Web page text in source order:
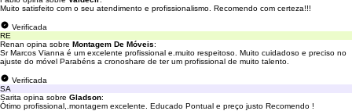
Muito satisfeito com o seu atendimento e profissionalismo. Recomendo com certeza!!!
Verificada
RE
Renan opina sobre Montagem De Móveis:
Sr Marcos Vianna é um excelente profissional e.muito respeitoso. Muito cuidadoso e preciso no
ajuste do móvel Parabéns a cronoshare de ter um profissional de muito talento.
Verificada
SA
Sarita opina sobre Gladson:
Ótimo profissional,.montagem excelente. Educado Pontual e preço justo Recomendo !